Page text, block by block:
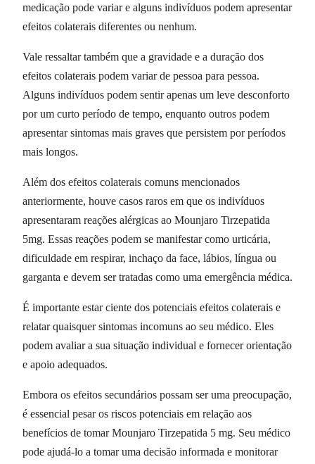
medicação pode variar e alguns indivíduos podem apresentar
efeitos colaterais diferentes ou nenhum.
Vale ressaltar também que a gravidade e a duração dos
efeitos colaterais podem variar de pessoa para pessoa.
Alguns indivíduos podem sentir apenas um leve desconforto
por um curto período de tempo, enquanto outros podem
apresentar sintomas mais graves que persistem por períodos
mais longos.
Além dos efeitos colaterais comuns mencionados
anteriormente, houve casos raros em que os indivíduos
apresentaram reações alérgicas ao Mounjaro Tirzepatida
5mg. Essas reações podem se manifestar como urticária,
dificuldade em respirar, inchaço da face, lábios, língua ou
garganta e devem ser tratadas como uma emergência médica.
É importante estar ciente dos potenciais efeitos colaterais e
relatar quaisquer sintomas incomuns ao seu médico. Eles
podem avaliar a sua situação individual e fornecer orientação
e apoio adequados.
Embora os efeitos secundários possam ser uma preocupação,
é essencial pesar os riscos potenciais em relação aos
benefícios de tomar Mounjaro Tirzepatida 5 mg. Seu médico
pode ajudá-lo a tomar uma decisão informada e monitorar